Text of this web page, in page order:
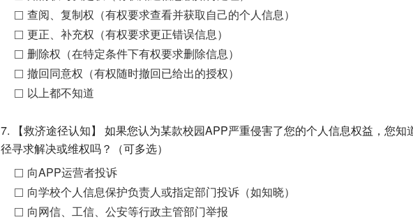
查阅、复制权（有权要求查看并获取自己的个人信息）
更正、补充权（有权要求更正错误信息）
删除权（在特定条件下有权要求删除信息）
撤回同意权（有权随时撤回已给出的授权）
以上都不知道
7. 【救济途径认知】 如果您认为某款校园APP严重侵害了您的个人信息权益，您知
径寻求解决或维权吗？（可多选）
向APP运营者投诉
向学校个人信息保护负责人或指定部门投诉（如知晓）
向网信、工信、公安等行政主管部门举报